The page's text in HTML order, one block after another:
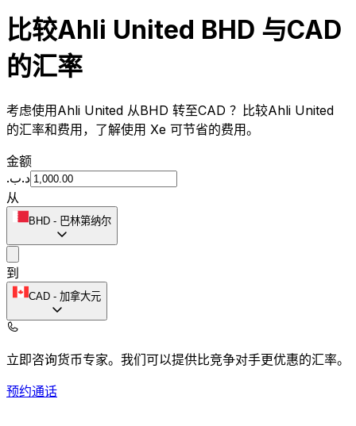
比较Ahli United BHD 与CAD
的汇率
考虑使用Ahli United 从BHD 转至CAD ？比较Ahli United
的汇率和费用，了解使用 Xe 可节省的费用。
金额
.د.ب
从
BHD - 巴林第纳尔
到
CAD - 加拿大元
立即咨询货币专家。 我们可以提供比竞争对手更优惠的汇率。
预约通话